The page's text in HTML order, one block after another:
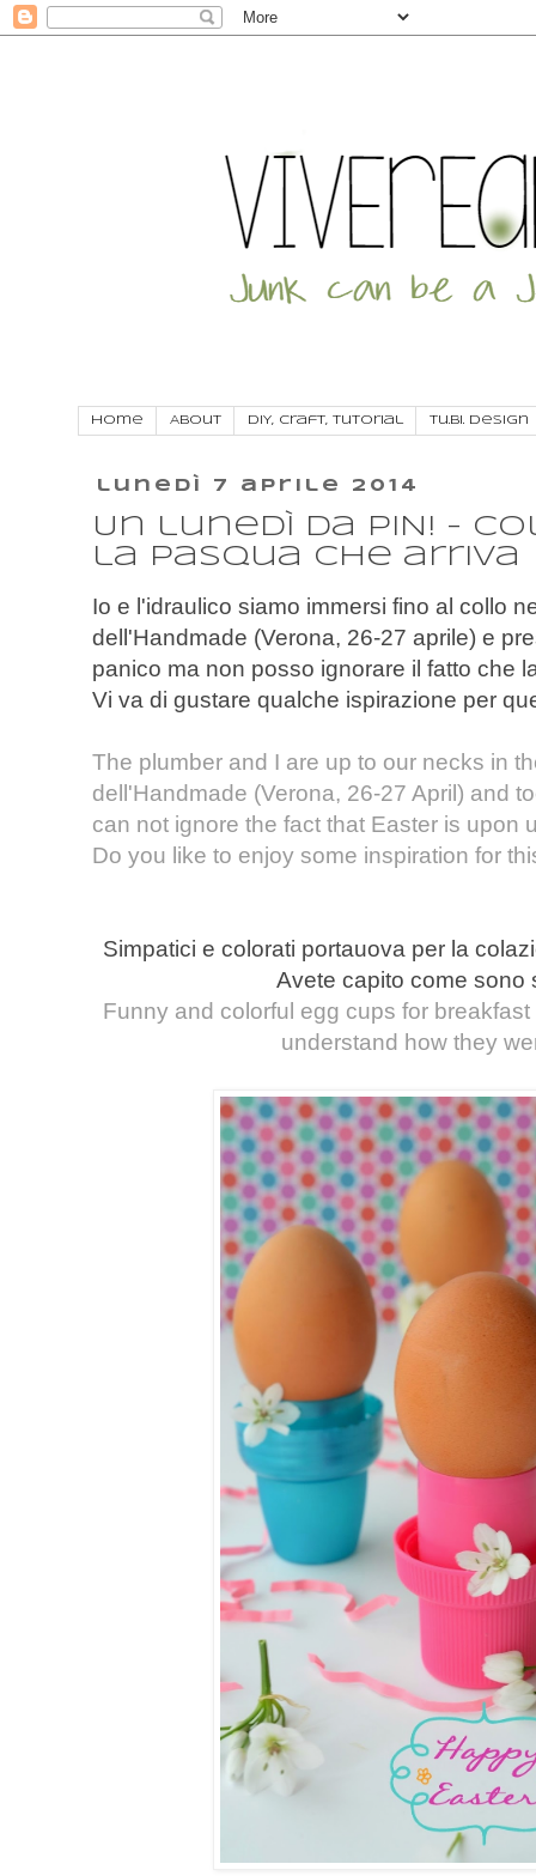
Home About DIY, craft, tutorial Tu.Bi. Design
lunedì 7 aprile 2014
Un lunedì da PIN! -
la Pasqua che arriva
Io e l'idraulico siamo immersi fino al collo
dell'Handmade (Verona, 26-27 aprile) e
panico ma non posso ignorare il fatto che
Vi va di gustare qualche ispirazione per
The plumber and I are up to our necks in
dell'Handmade (Verona, 26-27 April) and
can not ignore the fact that Easter is upon
Do you like to enjoy some inspiration for
Simpatici e colorati portauova per la
Avete capito come sono
Funny and colorful egg cups for
understand how they